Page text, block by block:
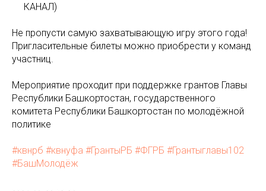
КАНАЛ)
Не пропусти самую захватывающую игру этого года!
Пригласительные билеты можно приобрести у команд
участниц.
Мероприятие проходит при поддержке грантов Главы
Республики Башкортостан, государственного
комитета Республики Башкортостан по молодёжной
политике
#квнрб #квнуфа #ГрантыРБ #ФГРБ #Грантыглавы102
#БашМолодёж